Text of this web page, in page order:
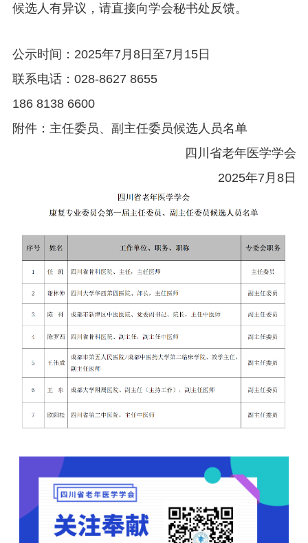
候选人有异议，请直接向学会秘书处反馈。
公示时间：2025年7月8日至7月15日
联系电话：028-8627 8655
186 8138 6600
附件：主任委员、副主任委员候选人员名单
四川省老年医学学会
2025年7月8日